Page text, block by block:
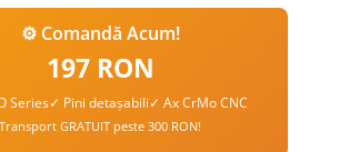
⚙️ Comandă Acum!
197 RON
Series✓ Pini detașabili✓ Ax CrMo CNC
Transport GRATUIT peste 300 RON!